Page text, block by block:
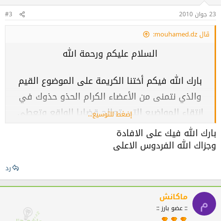
23 جوان 2010 #3
قال mouhamed.dz:
السلام عليكم ورحمة الله
بارك الله فيكم أختنا الكريمة على الموضوع القيم
والذي نتمنى من الأعضاء الكرام الحذو حذوك في
انتقاء المواضيع التي تعالج قضايا الواقع وتعطي
الحلول مع الدليل من أقوال أهل العلم
وهذه الفتوى تدعم موضوعك أحسن الله إليك :
مداواة الرجل للمرأة
إضغط للتوسيع...
بارك الله فيك على الافادة
وجزاك الله الفردوس الاعلى
رد
م ماكانش
:: عضو بارز ::